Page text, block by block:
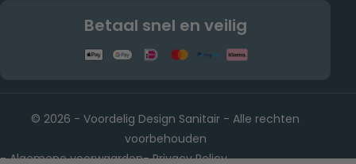
Betaal snel en veilig
© 2026 - Voordelig Design Sanitair - Alle rechten
voorbehouden
- Algemene voorwaarden- Privacy Policy